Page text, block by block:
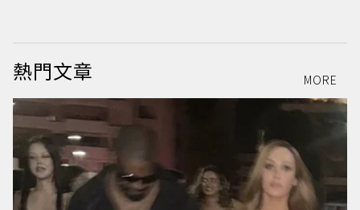
熱門文章 MORE